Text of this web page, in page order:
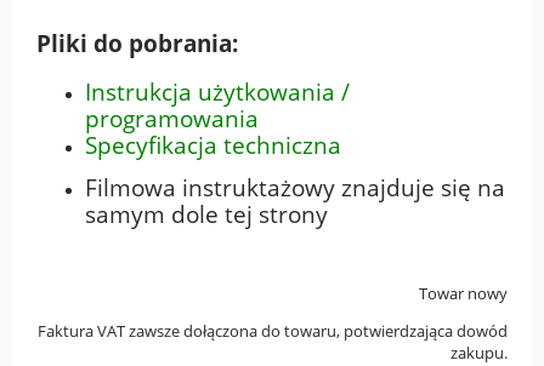
Pliki do pobrania:
Instrukcja użytkowania /
programowania
Specyfikacja techniczna
Filmowa instruktażowy znajduje się na
samym dole tej strony
Towar nowy
Faktura VAT zawsze dołączona do towaru, potwierdzająca dowód
zakupu.